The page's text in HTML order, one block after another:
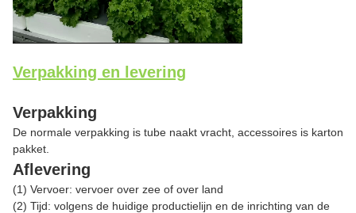
Verpakking en levering
Verpakking
De normale verpakking is tube naakt vracht, accessoires is karton
pakket.
Aflevering
(1) Vervoer: vervoer over zee of over land
(2) Tijd: volgens de huidige productielijn en de inrichting van de